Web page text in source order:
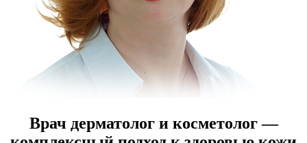
Врач дерматолог и косметолог —